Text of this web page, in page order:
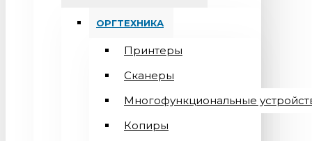
ОРГТЕХНИКА
Принтеры
Сканеры
Многофункциональные
Копиры